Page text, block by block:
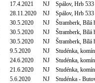
17.4.2021 NJ
Spálov, Hrb
28.11.2020 NJ
Spálov, Hrb
30.5.2020 NJ
Štramberk, Bílá
30.5.2020 NJ
Štramberk, Bílá
30.5.2020 NJ
Štramberk, Bílá
9.5.2020 NJ
Studénka,
24.6.2020 NJ
Studénka,
21.6.2020 NJ
Studénka,
5.6.2020 NJ
Studénka -